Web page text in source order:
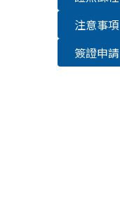
注意事項
簽證申請